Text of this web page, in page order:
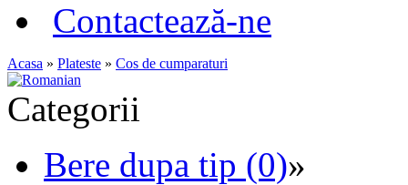
Contactează-ne
Acasa » Plateste » Cos de cumparaturi
Categorii
Bere dupa tip (0)»